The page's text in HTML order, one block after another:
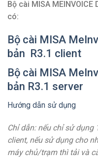
Bộ cài MISA
có:
Bộ cài MISA
bản R3.1 client
Bộ cài MISA
bản R3.1 server
Hướng dẫn sử dụng
Chỉ dẫn: nếu chỉ sử
client, nếu sử dụng cho
máy chủ/trạm thì tải và